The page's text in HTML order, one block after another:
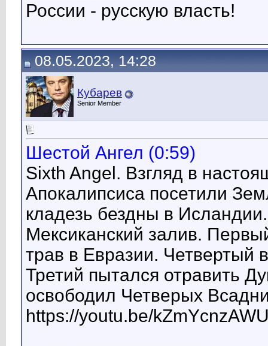
России - русскую власть!
08.05.2023, 14:28
Кубарев
Senior Member
Шестой Ангел (0:59)
Sixth Angel. Взгляд в
Апокалипсиса посетили
кладезь бездны в
Мексиканский залив.
трав в Евразии. Четвертый
Третий пытался отравить
освободил Четверых
https://youtu.be/